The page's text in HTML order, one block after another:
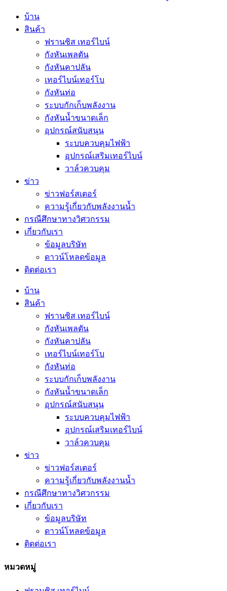
บ้าน
สินค้า
ฟรานซิส เทอร์ไบน์
กังหันเพลตัน
กังหันคาปลัน
เทอร์ไบน์เทอร์โบ
กังหันท่อ
ระบบกักเก็บพลังงาน
กังหันน้ำขนาดเล็ก
อุปกรณ์สนับสนุน
ระบบควบคุมไฟฟ้า
อุปกรณ์เสริมเทอร์ไบน์
วาล์วควบคุม
ข่าว
ข่าวฟอร์สเตอร์
ความรู้เกี่ยวกับพลังงานน้ำ
กรณีศึกษาทางวิศวกรรม
เกี่ยวกับเรา
ข้อมูลบริษัท
ดาวน์โหลดข้อมูล
ติดต่อเรา
บ้าน
สินค้า
ฟรานซิส เทอร์ไบน์
กังหันเพลตัน
กังหันคาปลัน
เทอร์ไบน์เทอร์โบ
กังหันท่อ
ระบบกักเก็บพลังงาน
กังหันน้ำขนาดเล็ก
อุปกรณ์สนับสนุน
ระบบควบคุมไฟฟ้า
อุปกรณ์เสริมเทอร์ไบน์
วาล์วควบคุม
ข่าว
ข่าวฟอร์สเตอร์
ความรู้เกี่ยวกับพลังงานน้ำ
กรณีศึกษาทางวิศวกรรม
เกี่ยวกับเรา
ข้อมูลบริษัท
ดาวน์โหลดข้อมูล
ติดต่อเรา
หมวดหมู่